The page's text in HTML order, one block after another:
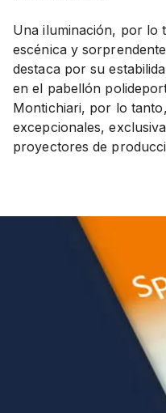
Una iluminación, por lo
escénica y
destaca por su
en el pabellón
Montichiari, por lo
excepcionales,
proyectores de